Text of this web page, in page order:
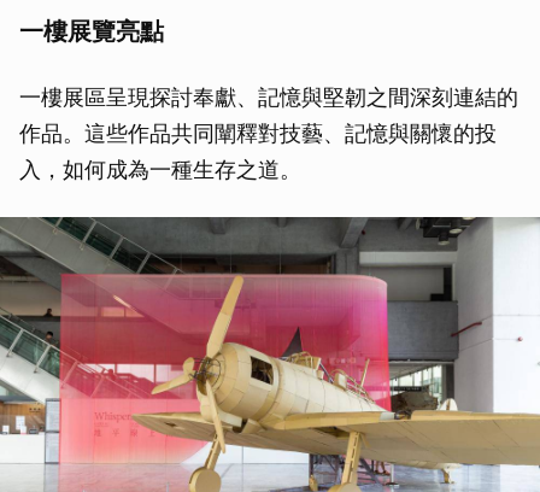
一樓展覽亮點
一樓展區呈現探討奉獻、記憶與堅韌之間深刻連結的
作品。這些作品共同闡釋對技藝、記憶與關懷的投
入，如何成為一種生存之道。